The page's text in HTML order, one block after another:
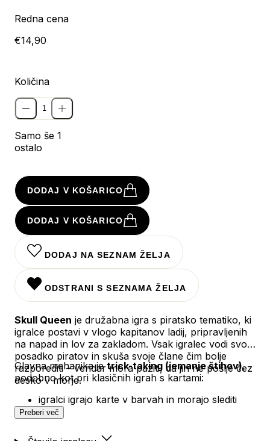
Redna cena
€14,90
Količina
Samo še 1
ostalo
DODAJ V KOŠARICO
DODAJ V KOŠARICO
DODAJ NA SEZNAM ŽELJA
ODSTRANI S SEZNAMA ŽELJA
Skull Queen je družabna igra s piratsko tematiko, ki
igralce postavi v vlogo kapitanov ladij, pripravljenih
na napad in lov za zakladom. Vsak igralec vodi svojo
posadko piratov in skuša svoje člane čim bolje
razporediti – vendar mora paziti, da jih ne pošlje čez
desko v morje.
Glavna mehanika jetrick-taking (jemanje štihov),
podobno kot pri klasičnih igrah s kartami:
igralci igrajo karte v barvah in morajo slediti
barvi, če jo imajo
Preberi več